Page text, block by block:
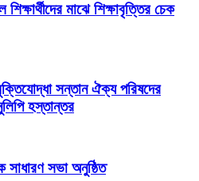
মাঝে শিক্ষাবৃত্তির চেক
সন্তান ঐক্য পরিষদের
হস্তান্তর
সাধারণ সভা অনুষ্ঠিত